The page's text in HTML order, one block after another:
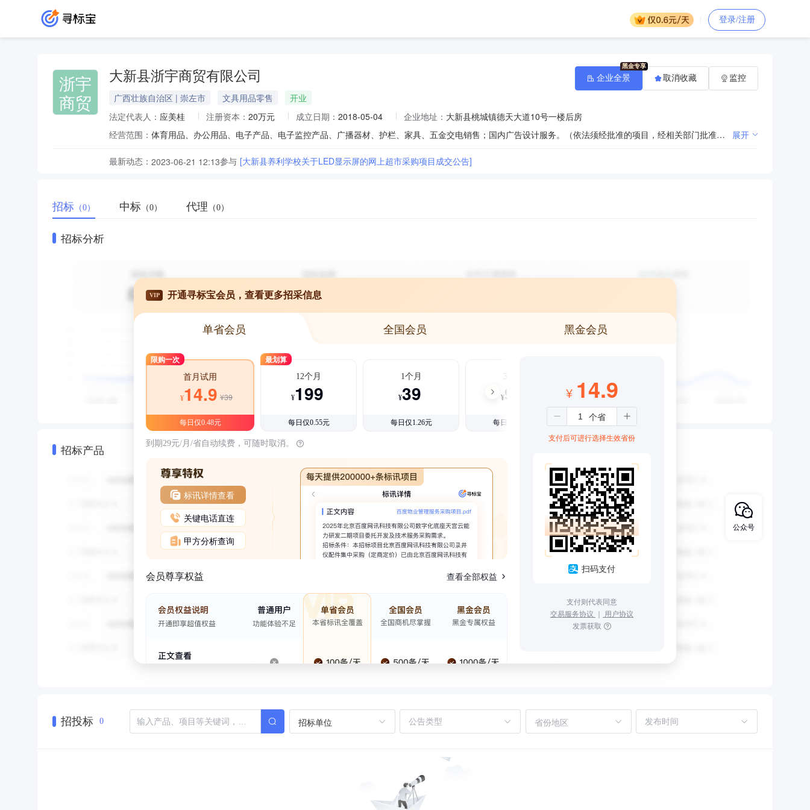
登录/注册
浙宇
商贸
大新县浙宇商贸有限公司
广西壮族自治区 | 崇左市 文具用品零售
开业
法定代表人： 应美桂 注册资本： 20万元 成立日期： 2018-05-04 企业地址： 大新县桃城镇德天大道10号一楼后房
经营范围：
体育用品、办公用品、电子产品、电子监控产品、广播器材、护栏、家具、五金交电销售；国内广告设计服务。（依法须经批准的项目，经相关部门批准后方可开展经营活动。） 展开
最新动态： 2023-06-21 12:13参与 [大新县养利学校关于LED显示屏的网上超市采购项目成交公告]
企业全景 取消收藏 监控
招标 （0） 中标 （0） 代理 （0）
招标分析
招标产品
VIP 开通寻标宝会员，查看更多招采信息
单省会员 全国会员 黑金会员
限购一次
首月试用
¥14.9 ¥39
每日仅0.48元
最划算
12个月
¥199
每日仅0.55元
1个月
¥39
每日仅1.26元
3个月
¥99
每日仅1.08元
到期29元/月/省自动续费，可随时取消。
标讯详情查看
关键电话直连
甲方分析查询
会员尊享权益 查看全部权益
¥ 14.9
支付后可进行选择生效省份
扫码支付
支付则代表同意
交易服务协议 ｜ 用户协议
发票获取
招投标 0 招标单位 省份地区
公众号